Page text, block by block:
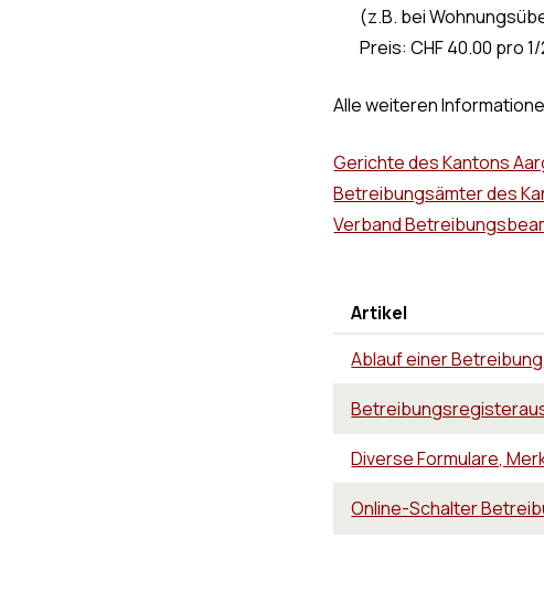
(z.B. bei
Preis: CHF 40.00 pro
Alle weiteren
Gerichte des Kantons
Betreibungsämter des
Verband
Artikel
Ablauf einer Betreibung
Diverse Formulare,
Online-Schalter